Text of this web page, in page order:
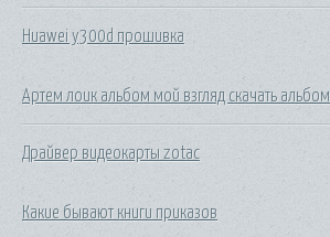
Huawei y300d прошивка
Артем лоик альбом мой взгляд скачать альбом
Драйвер видеокарты zotac
Какие бывают книги приказов